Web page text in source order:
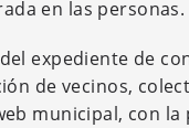
en las personas.
expediente de
de vecinos,
municipal, con